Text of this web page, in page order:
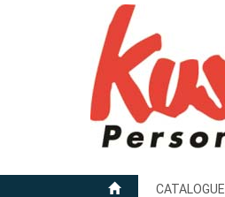
CATALOGUE